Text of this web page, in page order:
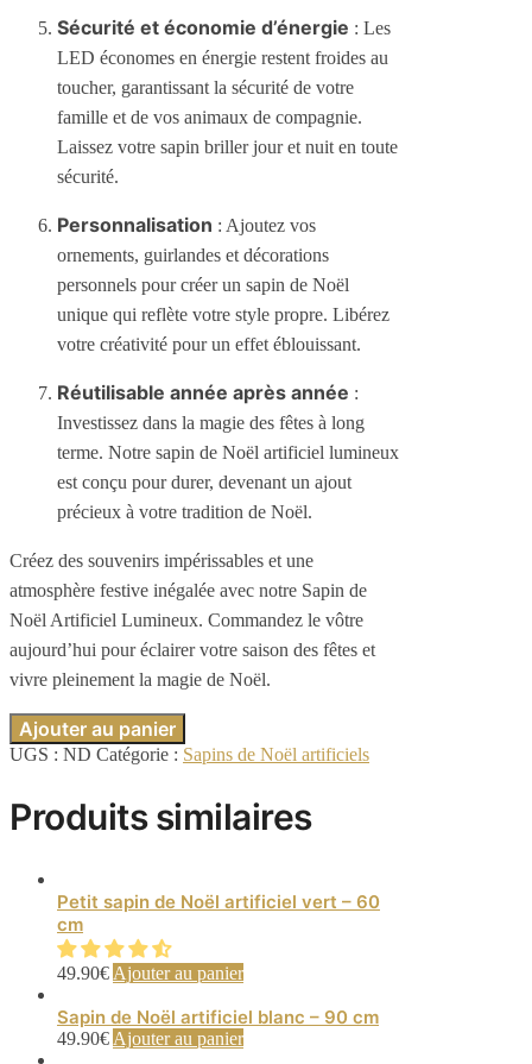
Sécurité et économie d’énergie : Les
LED économes en énergie restent froides au
toucher, garantissant la sécurité de votre
famille et de vos animaux de compagnie.
Laissez votre sapin briller jour et nuit en toute
sécurité.
Personnalisation : Ajoutez vos
ornements, guirlandes et décorations
personnels pour créer un sapin de Noël
unique qui reflète votre style propre. Libérez
votre créativité pour un effet éblouissant.
Réutilisable année après année :
Investissez dans la magie des fêtes à long
terme. Notre sapin de Noël artificiel lumineux
est conçu pour durer, devenant un ajout
précieux à votre tradition de Noël.
Créez des souvenirs impérissables et une
atmosphère festive inégalée avec notre Sapin de
Noël Artificiel Lumineux. Commandez le vôtre
aujourd’hui pour éclairer votre saison des fêtes et
vivre pleinement la magie de Noël.
Ajouter au panier
UGS : ND Catégorie : Sapins de Noël artificiels
Produits similaires
Petit sapin de Noël artificiel vert – 60
cm
49.90€ Ajouter au panier
Sapin de Noël artificiel blanc – 90 cm
49.90€ Ajouter au panier